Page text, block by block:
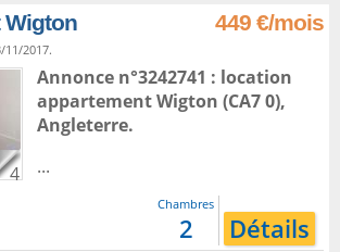
Wigton 449 €/mois
2017.
4
Annonce n°3242741 : location
appartementWigton (CA7 0),
Angleterre.
...
Chambres
2 Détails